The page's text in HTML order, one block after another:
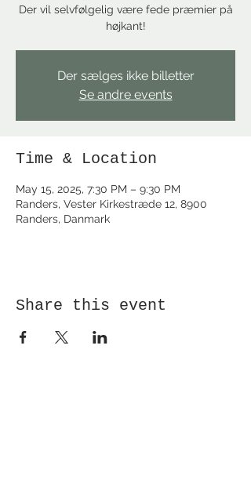
Der vil selvfølgelig være fede præmier på
højkant!
Der sælges ikke billetter
Se andre events
Time & Location
May 15, 2025, 7:30 PM – 9:30 PM
Randers, Vester Kirkestræde 12, 8900
Randers, Danmark
Share this event